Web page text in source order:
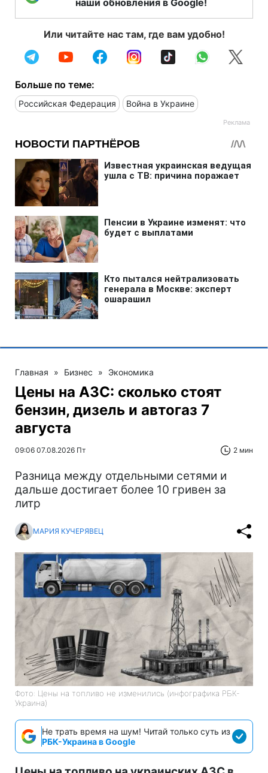
Или читайте нас там, где вам удобно!
Больше по теме:
Российская Федерация Война в Украине
Главная » Бизнес » Экономика
Цены на АЗС: сколько стоят
бензин, дизель и автогаз 7
августа
09:06 07.08.2026 Пт 2 мин
Разница между отдельными сетями и
дальше достигает более 10 гривен за
литр
МАРИЯ КУЧЕРЯВЕЦ
Фото: Цены на топливо не изменились (инфографика РБК-
Украина)
Не трать время на шум! Читай только суть из
РБК-Украина в Google